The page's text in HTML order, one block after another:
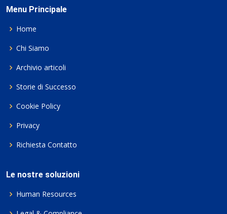
Menu Principale
Home
Chi Siamo
Archivio articoli
Storie di Successo
Cookie Policy
Privacy
Richiesta Contatto
Le nostre soluzioni
Human Resources